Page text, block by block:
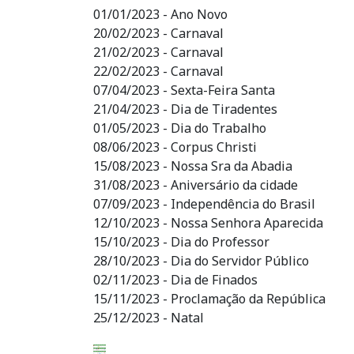
01/01/2023 - Ano Novo
20/02/2023 - Carnaval
21/02/2023 - Carnaval
22/02/2023 - Carnaval
07/04/2023 - Sexta-Feira Santa
21/04/2023 - Dia de Tiradentes
01/05/2023 - Dia do Trabalho
08/06/2023 - Corpus Christi
15/08/2023 - Nossa Sra da Abadia
31/08/2023 - Aniversário da cidade
07/09/2023 - Independência do Brasil
12/10/2023 - Nossa Senhora Aparecida
15/10/2023 - Dia do Professor
28/10/2023 - Dia do Servidor Público
02/11/2023 - Dia de Finados
15/11/2023 - Proclamação da República
25/12/2023 - Natal